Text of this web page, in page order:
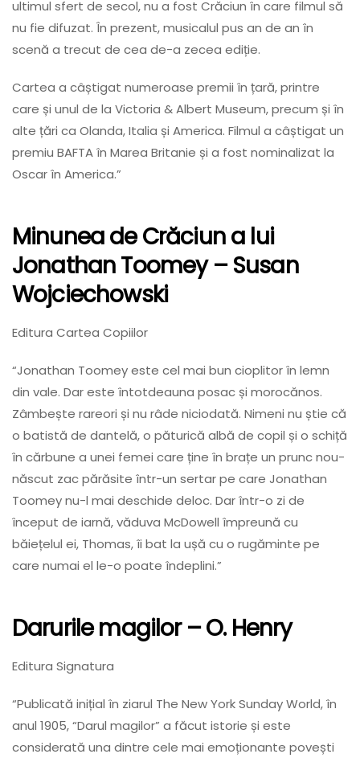
ultimul sfert de secol, nu a fost Crăciun în care filmul să
nu fie difuzat. În prezent, musicalul pus an de an în
scenă a trecut de cea de-a zecea ediție.
Cartea a câștigat numeroase premii în țară, printre
care și unul de la Victoria & Albert Museum, precum și în
alte țări ca Olanda, Italia și America. Filmul a câștigat un
premiu BAFTA în Marea Britanie și a fost nominalizat la
Oscar în America.”
Minunea de Crăciun a lui
Jonathan Toomey– Susan
Wojciechowski
Editura Cartea Copiilor
“Jonathan Toomey este cel mai bun cioplitor în lemn
din vale. Dar este întotdeauna posac și morocănos.
Zâmbește rareori și nu râde niciodată. Nimeni nu știe că
o batistă de dantelă, o păturică albă de copil și o schiță
în cărbune a unei femei care ține în brațe un prunc nou-
născut zac părăsite într-un sertar pe care Jonathan
Toomey nu-l mai deschide deloc. Dar într-o zi de
început de iarnă, văduva McDowell împreună cu
băiețelul ei, Thomas, îi bat la ușă cu o rugăminte pe
care numai el le-o poate îndeplini.”
Darurile magilor– O. Henry
Editura Signatura
“Publicată inițial în ziarul The New York Sunday World, în
anul 1905, “Darul magilor” a făcut istorie și este
considerată una dintre cele mai emoționante povești